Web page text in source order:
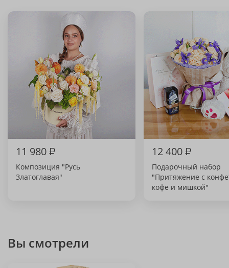
11 980₽
Композиция "Русь
Златоглавая"
12 400₽
Подарочный набор
"Притяжение с
кофе и мишкой"
Вы смотрели